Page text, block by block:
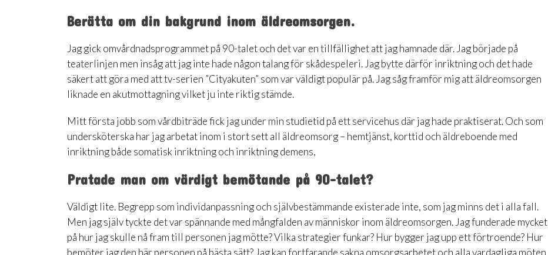
Berätta om din bakgrund inom äldreomsorgen.
Jag gick omvårdnadsprogrammet på 90-talet och det var en tillfällighet att jag hamnade där. Jag började på
teaterlinjen men insåg att jag inte hade någon talang för skådespeleri. Jag bytte därför inriktning och det hade
säkert att göra med att tv-serien ”Cityakuten” som var väldigt populär på. Jag såg framför mig att äldreomsorgen
liknade en akutmottagning vilket ju inte riktig stämde.
Mitt första jobb som vårdbiträde fick jag under min studietid på ett servicehus där jag hade praktiserat. Och som
undersköterska har jag arbetat inom i stort sett all äldreomsorg – hemtjänst, korttid och äldreboende med
inriktning både somatisk inriktning och inriktning demens,
Pratade man om värdigt bemötande på 90-talet?
Väldigt lite. Begrepp som individanpassning och självbestämmande existerade inte, som jag minns det i alla fall.
Men jag själv tyckte det var spännande med mångfalden av människor inom äldreomsorgen. Jag funderade mycket
på hur jag skulle nå fram till personen jag mötte? Vilka strategier funkar? Hur bygger jag upp ett förtroende? Hur
bemöter jag den här personen på bästa sätt? Jag kan fortfarande sakna omsorgsarbetet och alla vardagliga möten